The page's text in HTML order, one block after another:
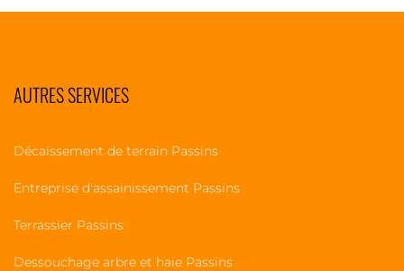
AUTRES SERVICES
Décaissement de terrain Passins
Entreprise d'assainissement Passins
Terrassier Passins
Dessouchage arbre et haie Passins